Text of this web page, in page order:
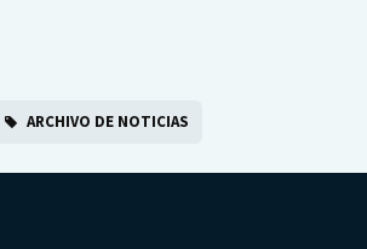
ARCHIVO DE NOTICIAS